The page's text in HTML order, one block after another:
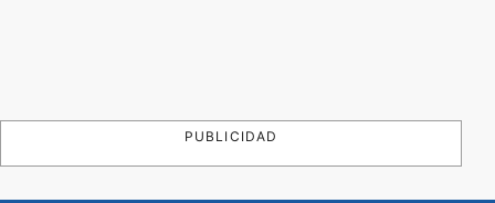
PUBLICIDAD